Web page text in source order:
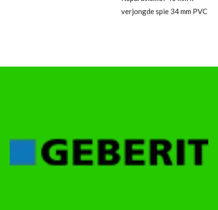
verjongde spie 34 mm PVC